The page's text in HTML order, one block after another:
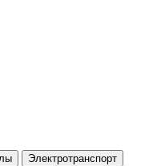
Электротранспорт